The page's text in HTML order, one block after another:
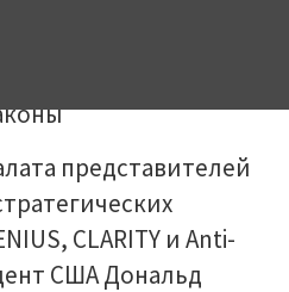
представителей
CLARITY и Anti-
США Дональд